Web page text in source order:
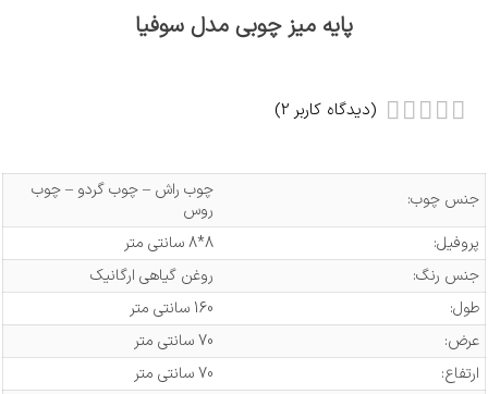
پایه میز چوبی مدل سوفیا
(دیدگاه کاربر 2
)
جنس چوب:
چوب راش – چوب گردو – چوب
روس
پروفیل:
8*8 سانتی متر
جنس رنگ:
روغن گیاهی ارگانیک
طول:
160 سانتی متر
عرض:
70 سانتی متر
ارتفاع:
70 سانتی متر